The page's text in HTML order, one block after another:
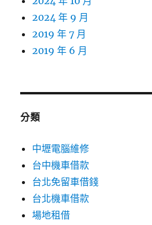
2024 年 9 月
2019 年 7 月
2019 年 6 月
分類
中壢電腦維修
台中機車借款
台北免留車借錢
台北機車借款
場地租借